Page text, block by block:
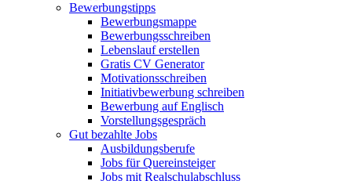
Bewerbungstipps
Bewerbungsmappe
Bewerbungsschreiben
Lebenslauf erstellen
Gratis CV Generator
Motivationsschreiben
Initiativbewerbung schreiben
Bewerbung auf Englisch
Vorstellungsgespräch
Gut bezahlte Jobs
Ausbildungsberufe
Jobs für Quereinsteiger
Jobs mit Realschulabschluss